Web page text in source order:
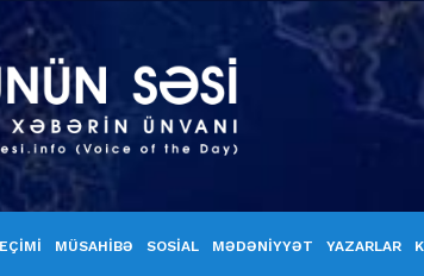
MÜSAHİBƏ SOSİAL MƏDƏNİYYƏT YAZARLAR